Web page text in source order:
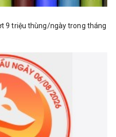
9 triệu thùng/ngày trong tháng